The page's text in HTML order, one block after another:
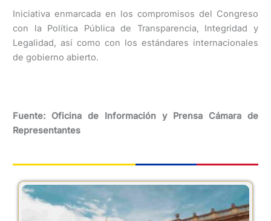
Iniciativa enmarcada en los compromisos del Congreso
con la Política Pública de Transparencia, Integridad y
Legalidad, así como con los estándares internacionales
de gobierno abierto.
Fuente: Oficina de Información y Prensa Cámara de
Representantes